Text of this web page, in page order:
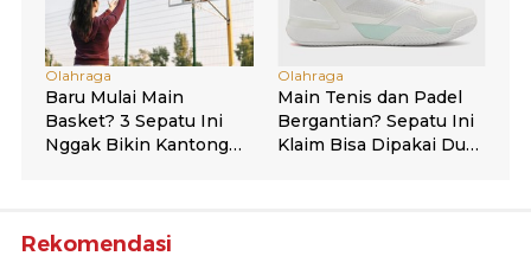
Rekomendasi